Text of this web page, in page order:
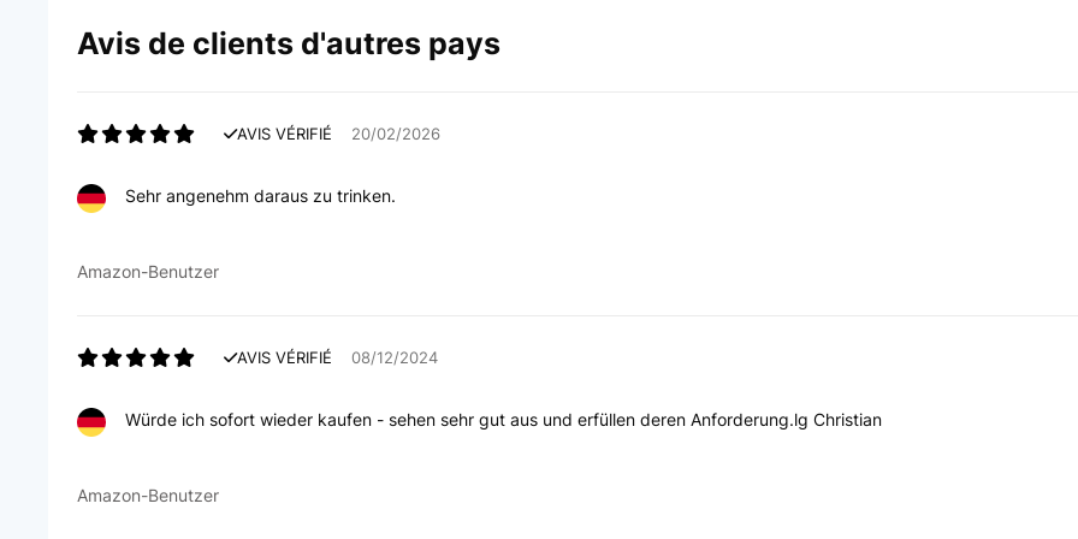
Avis de clients d'autres pays
AVIS VÉRIFIÉ 20/02/2026
Sehr angenehm daraus zu trinken.
Amazon-Benutzer
AVIS VÉRIFIÉ 08/12/2024
Würde ich sofort wieder kaufen - sehen sehr gut aus und erfüllen deren Anforderung.lg Christian
Amazon-Benutzer